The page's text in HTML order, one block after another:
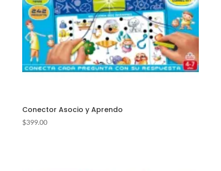
Conector Asocio y Aprendo
$399.00